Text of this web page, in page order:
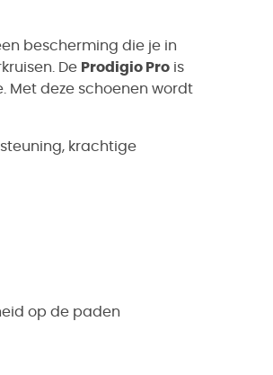
bescherming die je in
De Prodigio Pro is
Met deze schoenen wordt
krachtige
op de paden